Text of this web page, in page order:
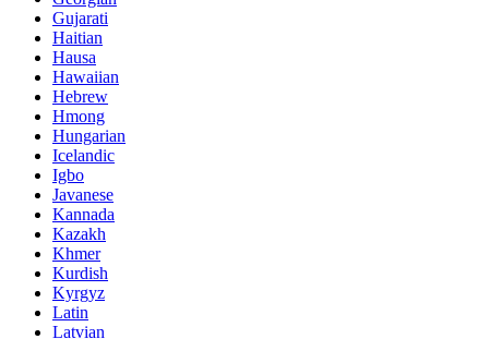
Gujarati
Haitian
Hausa
Hawaiian
Hebrew
Hmong
Hungarian
Icelandic
Igbo
Javanese
Kannada
Kazakh
Khmer
Kurdish
Kyrgyz
Latin
Latvian